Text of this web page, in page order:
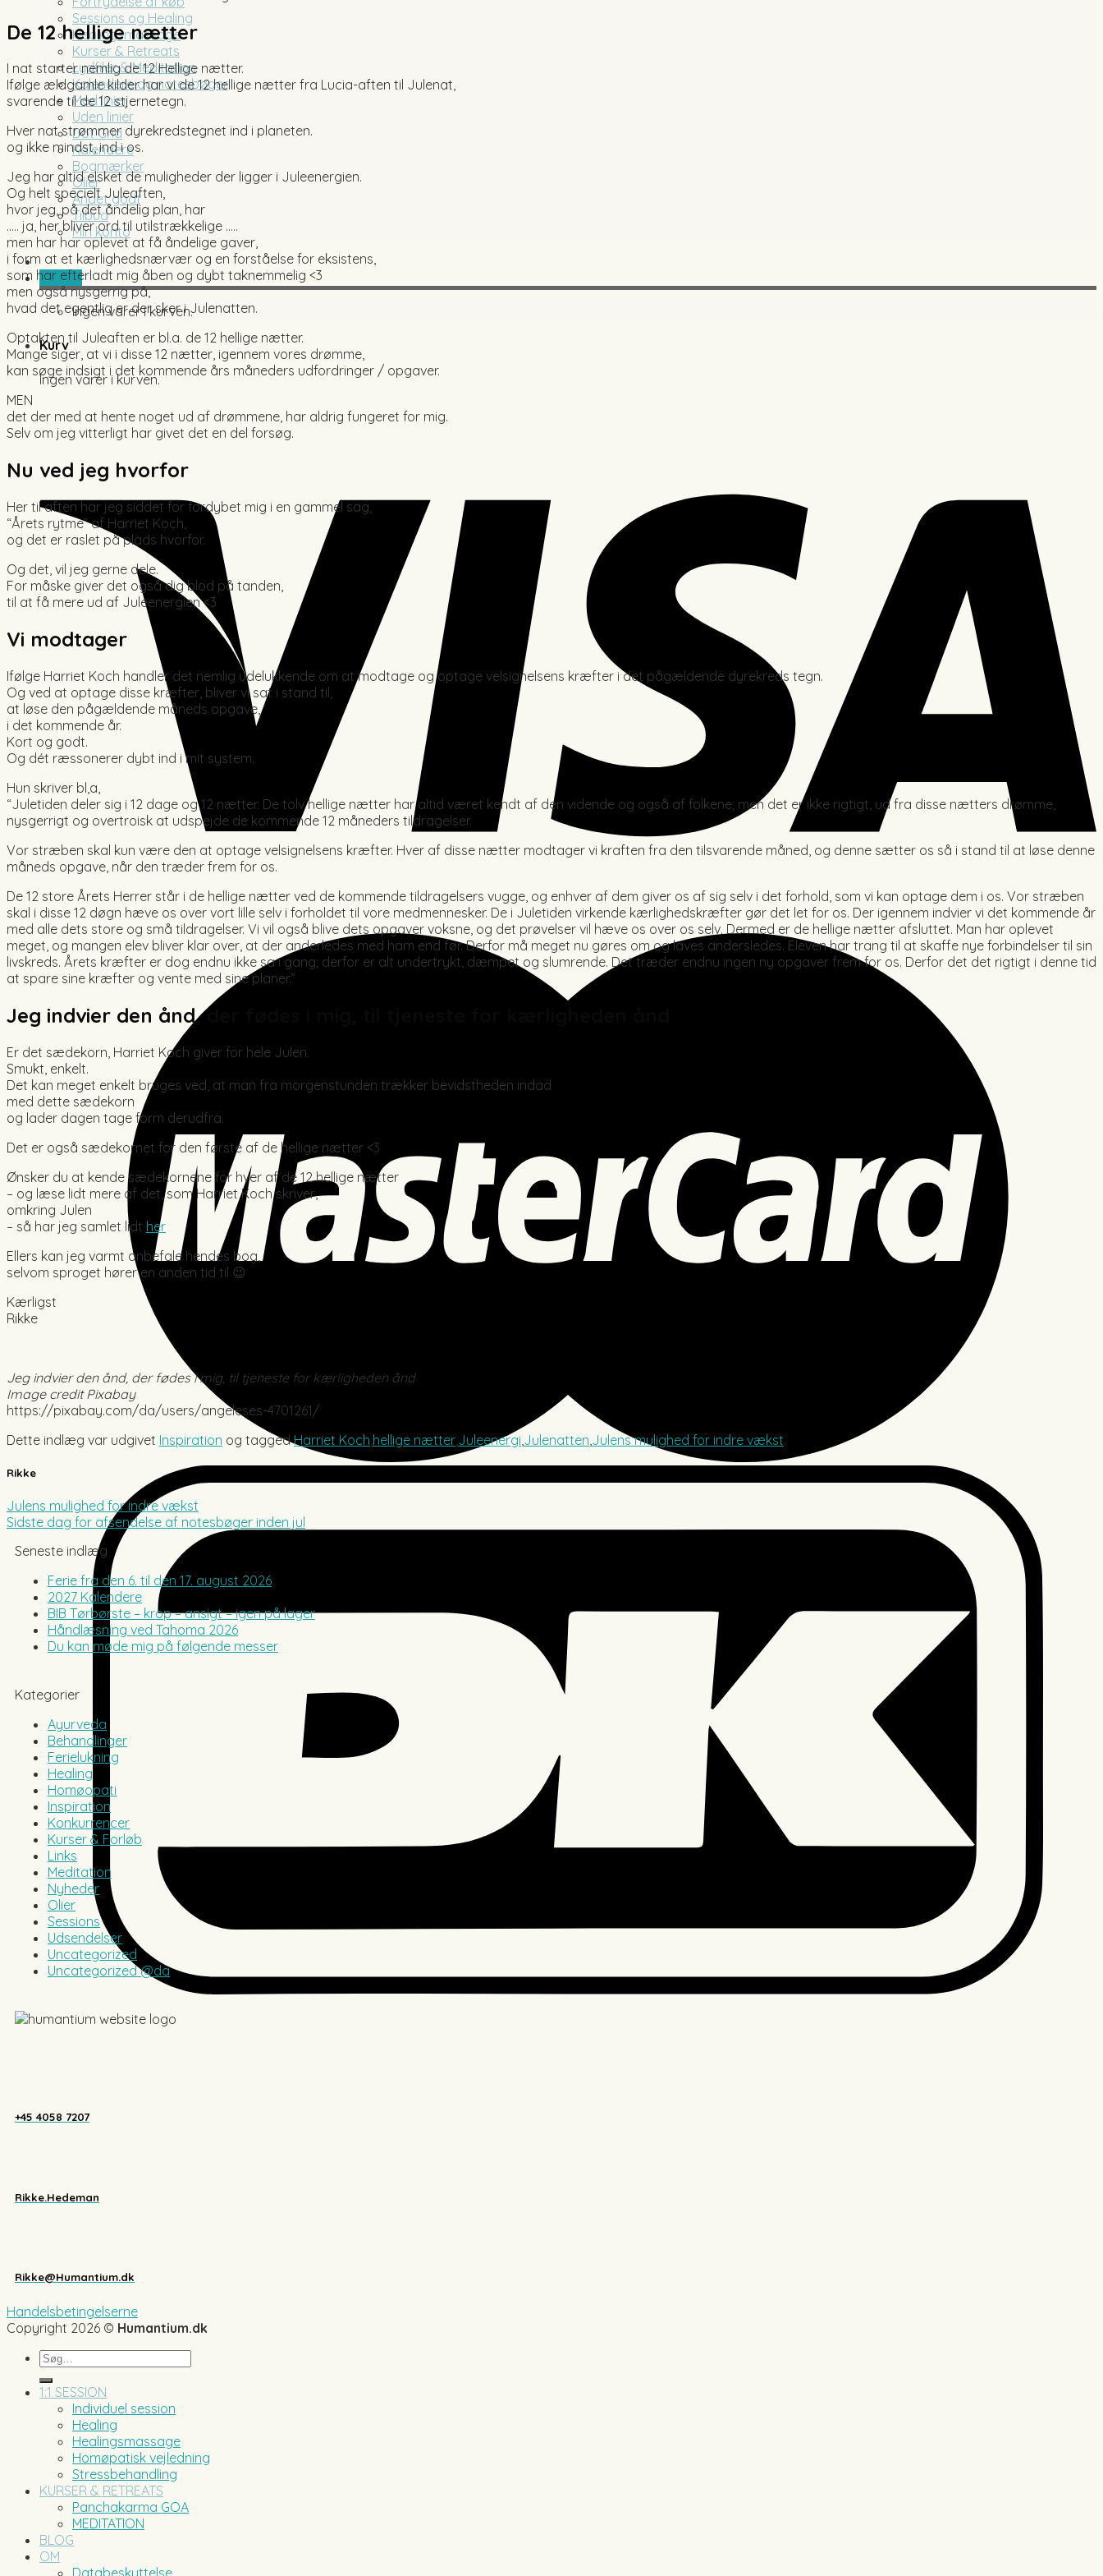
Sessions og Healing
Healingsmassage
Kurser & Retreats
Lydfiler & Meditation
Kalendere og notesbøger
Med linier
Uden linier
Dot Grid
Kalendere
Bogmærker
Olier
Andet godt
Tilbud
Min konto
0,00kr.
Ingen varer i kurven.
Kurv
Ingen varer i kurven.
De 12 hellige nætter
I nat starter nemlig de 12 Hellige nætter.
Ifølge ældgamle kilder har vi de 12 hellige nætter fra Lucia-aften til Julenat,
svarende til de 12 stjernetegn.
Hver nat strømmer dyrekredstegnet ind i planeten.
og ikke mindst, ind i os.
Jeg har altid elsket de muligheder der ligger i Juleenergien.
Og helt specielt Juleaften,
hvor jeg, på det åndelig plan, har
….. ja, her bliver ord til utilstrækkelige …..
men har har oplevet at få åndelige gaver,
i form at et kærlighedsnærvær og en forståelse for eksistens,
som har efterladt mig åben og dybt taknemmelig <3
men også nysgerrig på,
hvad det egentlig er der sker i Julenatten.
Optakten til Juleaften er bl.a. de 12 hellige nætter.
Mange siger, at vi i disse 12 nætter, igennem vores drømme,
kan søge indsigt i det kommende års måneders udfordringer / opgaver.
MEN
det der med at hente noget ud af drømmene, har aldrig fungeret for mig.
Selv om jeg vitterligt har givet det en del forsøg.
Nu ved jeg hvorfor
Her til aften har jeg siddet for fordybet mig i en gammel sag,
“Årets rytme” af Harriet Koch,
og det er raslet på plads hvorfor.
Og det, vil jeg gerne dele.
For måske giver det også dig blod på tanden,
til at få mere ud af Juleenergien <3
Vi modtager
Ifølge Harriet Koch handler det nemlig udelukkende om at modtage og optage velsignelsens kræfter i det pågældende dyrekreds tegn.
Og ved at optage disse kræfter, bliver vi sat i stand til,
at løse den pågældende måneds opgave,
i det kommende år.
Kort og godt.
Og dét ræssonerer dybt ind i mit system.
Hun skriver bl,a,
“Juletiden deler sig i 12 dage og 12 nætter. De tolv hellige nætter har altid været kendt af den vidende og også af folkene; men det er ikke rigtigt, ud fra disse nætters drømme,
nysgerrigt og overtroisk at udspejde de kommende 12 måneders tildragelser.
Vor stræben skal kun være den at optage velsignelsens kræfter. Hver af disse nætter modtager vi kraften fra den tilsvarende måned, og denne sætter os så i stand til at løse denne
måneds opgave, når den træder frem for os.
De 12 store Årets Herrer står i de hellige nætter ved de kommende tildragelsers vugge, og enhver af dem giver os af sig selv i det forhold, som vi kan optage dem i os. Vor stræben
skal i disse 12 døgn hæve os over vort lille selv i forholdet til vore medmennesker. De i Juletiden virkende kærlighedskræfter gør det let for os. Der igennem indvier vi det kommende år
med alle dets store og små tildragelser. Vi vil også blive dets opgaver voksne, og det prøvelser vil hæve os over os selv. Dermed er de hellige nætter afsluttet. Man har oplevet
meget, og mangen elev bliver klar over, at der anderledes med ham end før. Derfor må meget nu gøres om og laves andersledes. Eleven har trang til at skaffe nye forbindelser til sin
livskreds. Årets kræfter er dog endnu ikke sa i gang; derfor er alt undertrykt, dæmpet og slumrende. Det træder endnu ingen ny opgaver frem for os. Derfor det det rigtigt i denne tid
at spare sine kræfter og vente med sine planer.”
Jeg indvier den ånd, der fødes i mig, til tjeneste for kærligheden ånd
Er det sædekorn, Harriet Koch giver for hele Julen.
Smukt, enkelt.
Det kan meget enkelt bruges ved, at man fra morgenstunden trækker bevidstheden indad
med dette sædekorn
og lader dagen tage form derudfra.
Det er også sædekornet for den første af de hellige nætter <3
Ønsker du at kende sædekornene for hver af de 12 hellige nætter
– og læse lidt mere af det, som Harriet Koch skriver,
omkring Julen
– så har jeg samlet lidt her
Ellers kan jeg varmt anbefale hendes bog,
selvom sproget hører en anden tid til 😉
Kærligst
Rikke
Jeg indvier den ånd, der fødes i mig, til tjeneste for kærligheden ånd
Image credit Pixabay
https://pixabay.com/da/users/angeleses-4701261/
Dette indlæg var udgivet Inspiration og taggedHarriet Koch hellige nætter Juleenergi Julenatten Julens mulighed for indre vækst.
Rikke
Julens mulighed for indre vækst
Sidste dag for afsendelse af notesbøger inden jul
Seneste indlæg
Ferie fra den 6. til den 17. august 2026
2027 Kalendere
BIB Tørbørste – krop – ansigt – igen på lager
Håndlæsning ved Tahoma 2026
Du kan møde mig på følgende messer
Kategorier
Ayurveda
Behandlinger
Ferielukning
Healing
Homøopati
Inspiration
Konkurrencer
Kurser & Forløb
Links
Meditation
Nyheder
Olier
Sessions
Udsendelser
Uncategorized
Uncategorized @da
+45 4058 7207
Rikke.Hedeman
Rikke@Humantium.dk
Handelsbetingelserne
Copyright 2026 © Humantium.dk
Søg
efter:
1:1 SESSION
Individuel session
Healing
Healingsmassage
Homøpatisk vejledning
Stressbehandling
KURSER & RETREATS
Panchakarma GOA
MEDITATION
BLOG
OM
Databeskyttelse